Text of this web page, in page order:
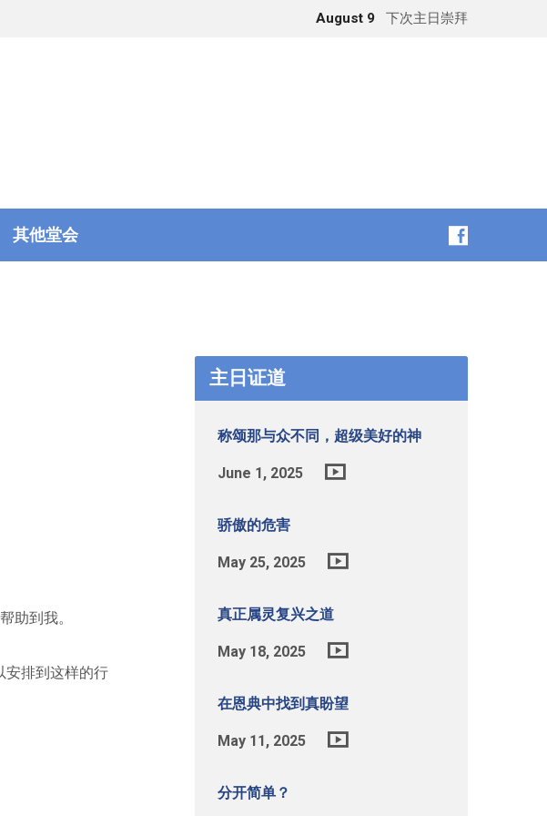
August 9 下次主日崇拜
其他堂会
助到我。
安排到这样的行
主日证道
称颂那与众不同，超级美好的神
June 1, 2025
骄傲的危害
May 25, 2025
真正属灵复兴之道
May 18, 2025
在恩典中找到真盼望
May 11, 2025
分开简单？